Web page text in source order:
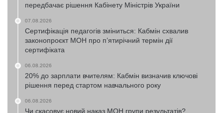
передбачає рішення Кабінету Міністрів України
07.08.2026
Сертифікація педагогів зміниться: Кабмін схвалив
законопроєкт МОН про п’ятирічний термін дії
сертифіката
06.08.2026
20% до зарплати вчителям: Кабмін визначив ключові
рішення перед стартом навчального року
06.08.2026
Чи скасовує новий наказ МОН групи результатів?